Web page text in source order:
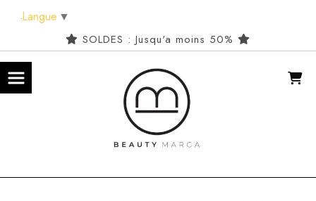
SOLDES : Jusqu'a moins 50%
Langue ▼